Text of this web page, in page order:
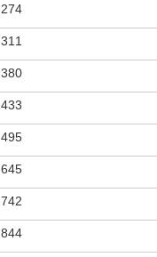
274
311
380
433
495
645
742
844